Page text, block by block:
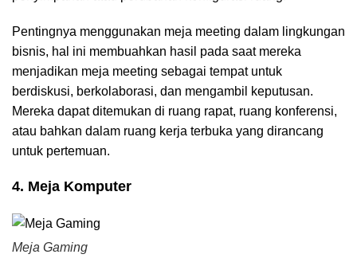
Pentingnya menggunakan meja meeting dalam lingkungan
bisnis, hal ini membuahkan hasil pada saat mereka
menjadikan meja meeting sebagai tempat untuk
berdiskusi, berkolaborasi, dan mengambil keputusan.
Mereka dapat ditemukan di ruang rapat, ruang konferensi,
atau bahkan dalam ruang kerja terbuka yang dirancang
untuk pertemuan.
4. Meja Komputer
Meja Gaming